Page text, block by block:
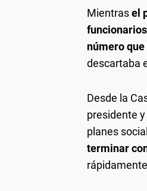
Mientrasel
número
descartaba
Desde la
presidente
planes
terminar